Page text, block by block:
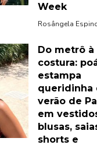
Week
Rosângela
Do metrô à
costura:
estampa
queridinha
verão de
em
blusas,
shorts e